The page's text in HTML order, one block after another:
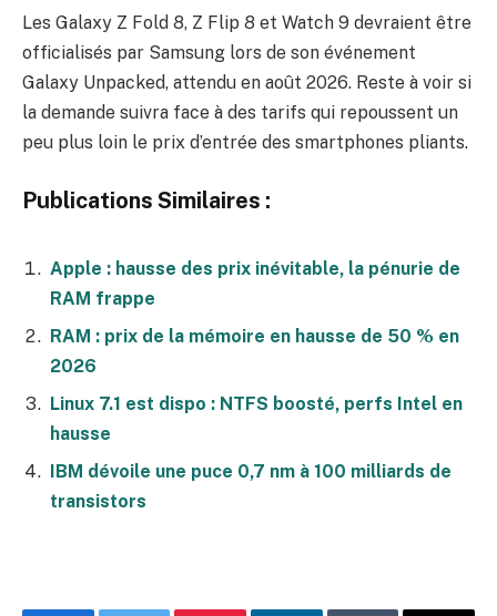
Les Galaxy Z Fold 8, Z Flip 8 et Watch 9 devraient être
officialisés par Samsung lors de son événement
Galaxy Unpacked, attendu en août 2026. Reste à voir si
la demande suivra face à des tarifs qui repoussent un
peu plus loin le prix d’entrée des smartphones pliants.
Publications Similaires :
Apple : hausse des prix inévitable, la pénurie de
RAM frappe
RAM : prix de la mémoire en hausse de 50 % en
2026
Linux 7.1 est dispo : NTFS boosté, perfs Intel en
hausse
IBM dévoile une puce 0,7 nm à 100 milliards de
transistors